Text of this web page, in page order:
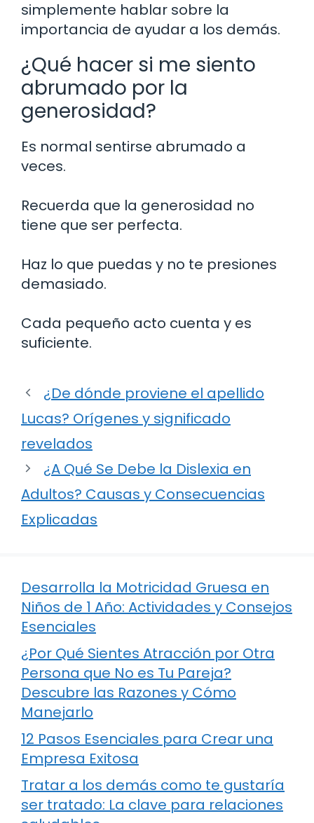
simplemente hablar sobre la
importancia de ayudar a los demás.
¿Qué hacer si me siento
abrumado por la
generosidad?
Es normal sentirse abrumado a
veces.
Recuerda que la generosidad no
tiene que ser perfecta.
Haz lo que puedas y no te presiones
demasiado.
Cada pequeño acto cuenta y es
suficiente.
¿De dónde proviene el apellido
Lucas? Orígenes y significado
revelados
¿A Qué Se Debe la Dislexia en
Adultos? Causas y Consecuencias
Explicadas
Desarrolla la Motricidad Gruesa en
Niños de 1 Año: Actividades y Consejos
Esenciales
¿Por Qué Sientes Atracción por Otra
Persona que No es Tu Pareja?
Descubre las Razones y Cómo
Manejarlo
12 Pasos Esenciales para Crear una
Empresa Exitosa
Tratar a los demás como te gustaría
ser tratado: La clave para relaciones